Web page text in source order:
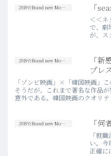
の僅
をめ
2019☆Brand new Movies 「
＜＜
で、劇
が、ス
かっ
違う
2019☆Brand new Movies
「
プレ
「ゾンビ映画」×「韓国映画」
そうだが、これまで著名な作品
意外である。韓国映画のクオリ
2019☆Brand new Movies 「何
「就
い。今
正確に